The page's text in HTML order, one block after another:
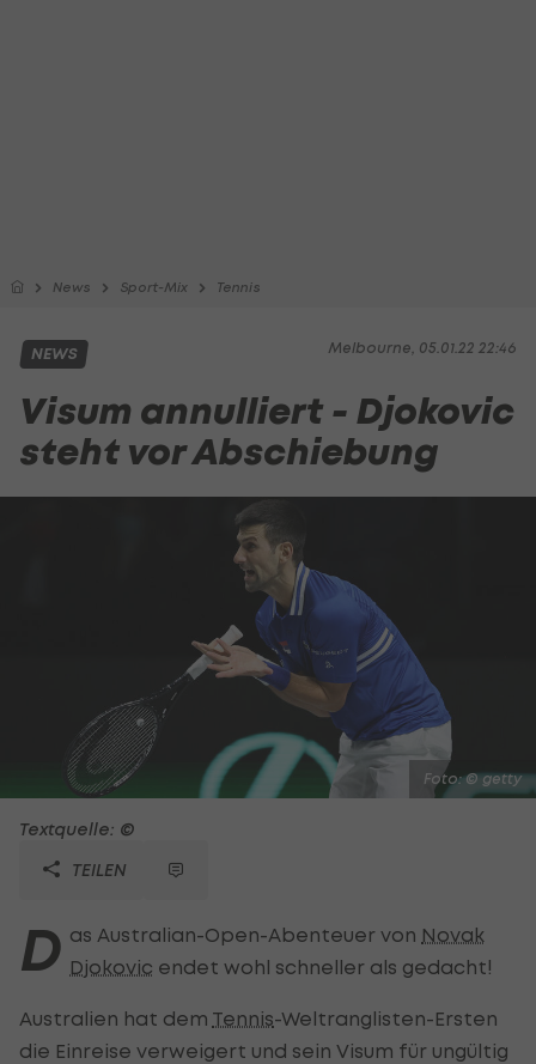
News Sport-Mix Tennis
Melbourne, 05.01.22 22:46
NEWS
Visum annulliert - Djokovic
steht vor Abschiebung
Foto: © getty
Textquelle: ©
TEILEN
D as Australian-Open-Abenteuer von Novak
Djokovic endet wohl schneller als gedacht!
Australien hat dem Tennis-Weltranglisten-Ersten
die Einreise verweigert und sein Visum für ungültig